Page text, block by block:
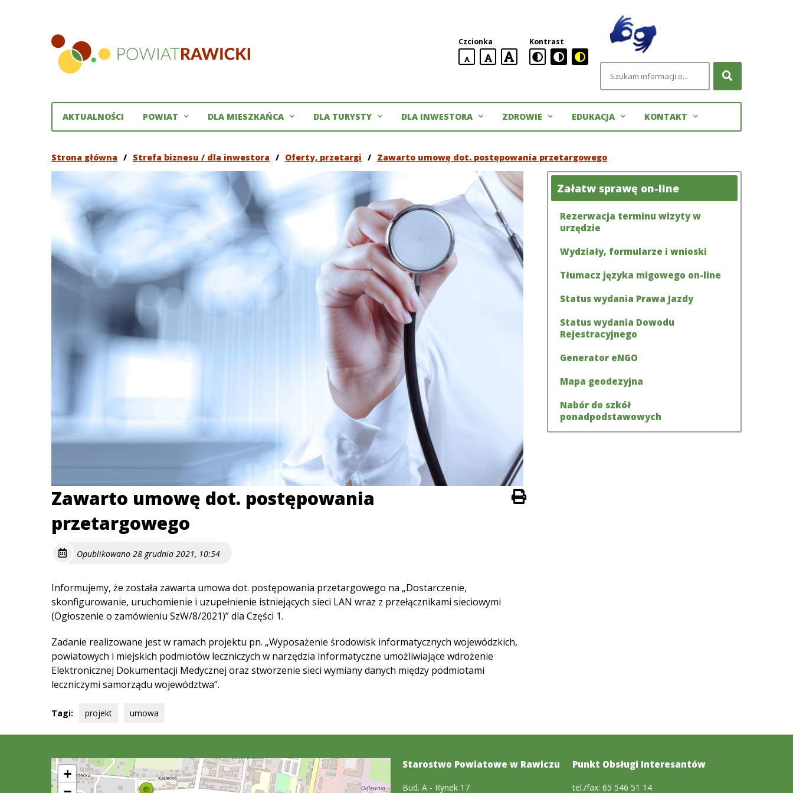
Powiat
Czcionka
domyślnawiększanajwiększa
Kontrast
Szukana
fraza
AKTUALNOŚCI POWIAT DLA MIESZKAŃCA DLA TURYSTY DLA INWESTORA ZDROWIE EDUKACJA KONTAKT
Strona główna / Strefa biznesu / dla inwestora / Oferty, przetargi / Zawarto umowę dot. postępowania przetargowego
Zawarto umowę dot. postępowania
przetargowego
Drukuj
Opublikowano 28 grudnia 2021, 10:54
Informujemy, że została zawarta umowa dot. postępowania przetargowego na „Dostarczenie,
skonfigurowanie, uruchomienie i uzupełnienie istniejących sieci LAN wraz z przełącznikami sieciowymi
(Ogłoszenie o zamówieniu SzW/8/2021)” dla Części 1.
Zadanie realizowane jest w ramach projektu pn. „Wyposażenie środowisk informatycznych wojewódzkich,
powiatowych i miejskich podmiotów leczniczych w narzędzia informatyczne umożliwiające wdrożenie
Elektronicznej Dokumentacji Medycznej oraz stworzenie sieci wymiany danych między podmiotami
leczniczymi samorządu województwa”.
Tagi: projekt umowa
Załatw sprawę on-line
Rezerwacja terminu wizyty w
urzędzie
Wydziały, formularze i wnioski
Tłumacz języka migowego on-line
Status wydania Prawa Jazdy
Status wydania Dowodu
Rejestracyjnego
Generator eNGO
Mapa geodezyjna
Nabór do szkół
ponadpodstawowych
+
Starostwo Powiatowe w Rawiczu
Bud. A - Rynek 17
Punkt Obsługi Interesantów
tel./fax: 65 546 51 14